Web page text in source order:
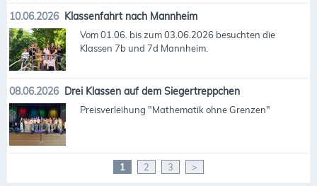
10.06.2026 Klassenfahrt nach Mannheim
Vom 01.06. bis zum 03.06.2026 besuchten die
Klassen 7b und 7d Mannheim.
08.06.2026 Drei Klassen auf dem Siegertreppchen
Preisverleihung "Mathematik ohne Grenzen"
1 2 3 >